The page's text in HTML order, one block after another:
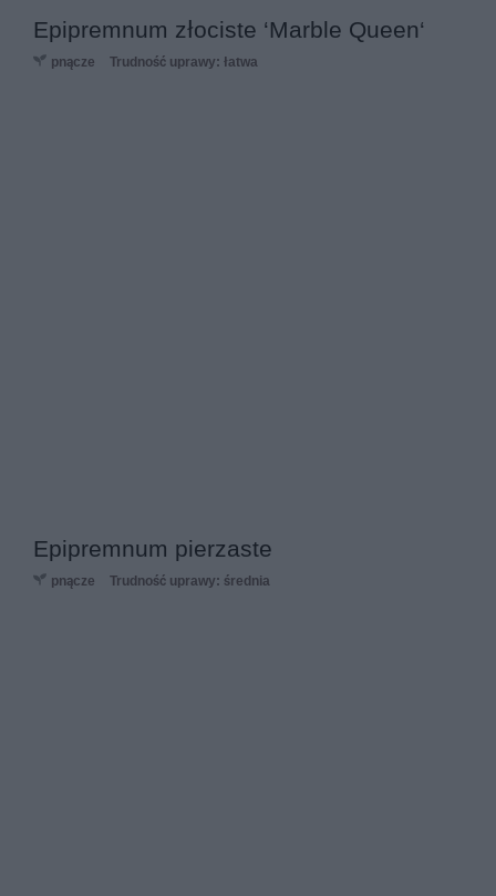
Epipremnum złociste ‘Marble Queen‘
pnącze Trudność uprawy: łatwa
Epipremnum pierzaste
pnącze Trudność uprawy: średnia